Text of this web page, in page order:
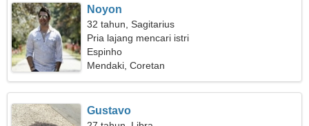
Noyon
32 tahun, Sagitarius
Pria lajang mencari istri
Espinho
Mendaki, Coretan
Gustavo